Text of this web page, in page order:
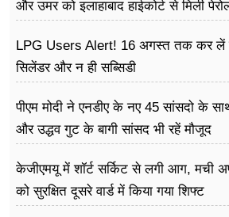
और उमर को इलाहाबाद हाईकोर्ट से मिली
LPG Users Alert! 16 अगस्त तक कर लें
सिलेंडर और न ही सब्सिडी
पीएम मोदी ने एनडीए के नए 45 सांसदो के
और उद्धव गुट के बागी सांसद भी रहें मौजूद
केजीएमयू में शॉर्ट सर्किट से लगी आग, मची
को सुरक्षित दूसरे वार्ड में किया गया शिफ्ट